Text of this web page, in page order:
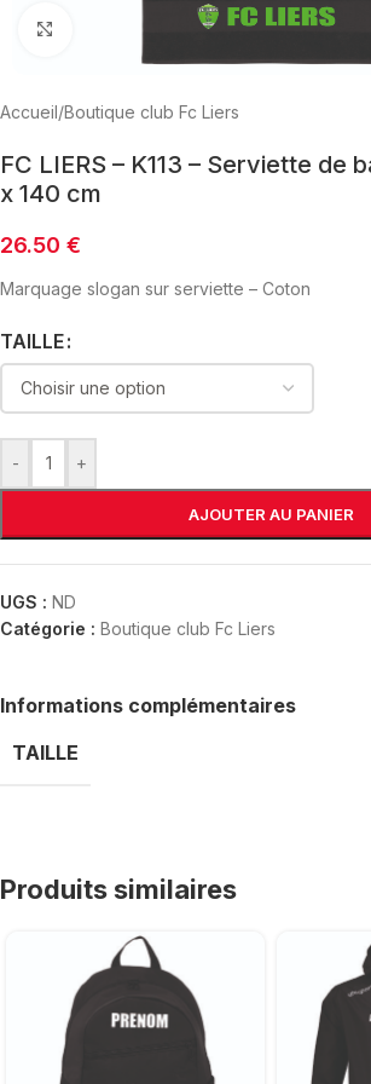
Accueil/Boutique club Fc Liers
FC LIERS – K113 – Serviette de
x 140 cm
26.50 €
Marquage slogan sur serviette – Coton
TAILLE
- +
AJOUTER AU PANIER
UGS : ND
Catégorie : Boutique club Fc Liers
Informations complémentaires
TAILLE
Produits similaires